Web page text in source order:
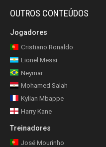
OUTROS CONTEÚDOS
Jogadores
Cristiano Ronaldo
Lionel Messi
Neymar
Mohamed Salah
Kylian Mbappe
Harry Kane
Treinadores
José Mourinho